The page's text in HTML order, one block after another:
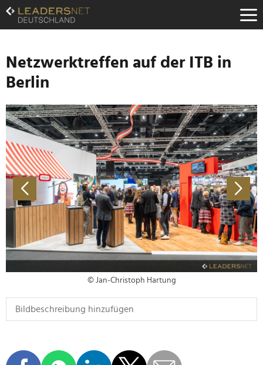
Zum
Inhalt
Zur
Navigation
Zur
Hauptnavigation
Netzwerktreffen auf der ITB in
Berlin
© Jan-Christoph Hartung